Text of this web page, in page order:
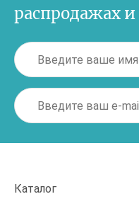
распродажах
Каталог